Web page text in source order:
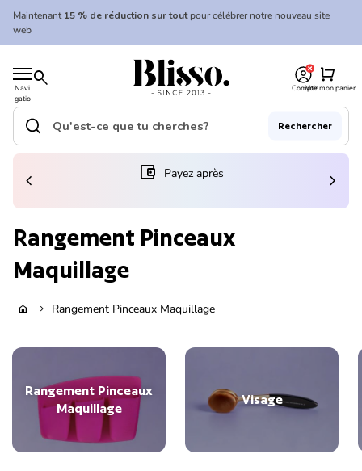
Skip to content
Maintenant15 % de réduction sur toutpour célébrer notre nouveau site
web
Navi
gatio
n
mobil
search
Accueil
CompteVoir mon panier
shopping_cart
Accueil
Recherche"
search Rechercher
(le lien s'ouvre dans un nouvel onglet/fenêtre)
account_balance_wallet Payez après
chevron_left chevron_right
Rangement Pinceaux
Maquillage
home chevron_right Rangement Pinceaux Maquillage
Rangement Pinceaux
Maquillage
Visage